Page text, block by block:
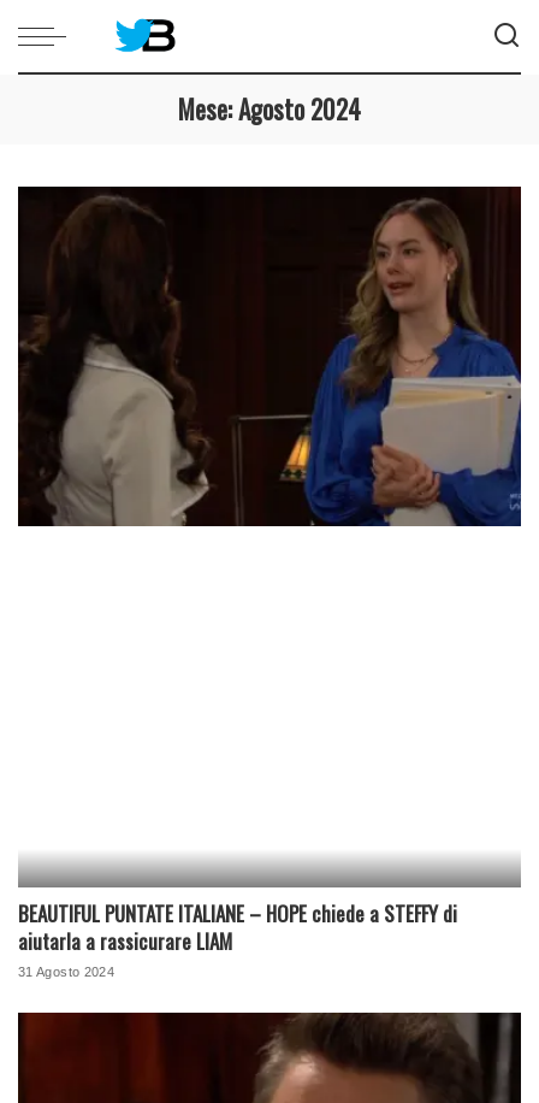
Mese:Agosto 2024
BEAUTIFUL PUNTATE ITALIANE – HOPE chiede a STEFFY di
aiutarla a rassicurare LIAM
31 Agosto 2024